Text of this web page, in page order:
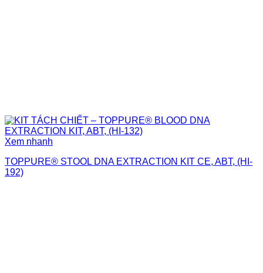
Xem nhanh
TOPPURE® STOOL DNA EXTRACTION KIT CE, ABT, (HI-
192)